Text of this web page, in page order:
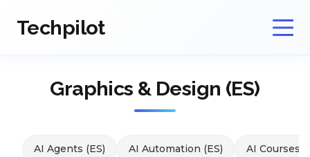
Techpilot
Graphics & Design (ES)
AI Agents (ES) AI Automation (ES) AI Courses